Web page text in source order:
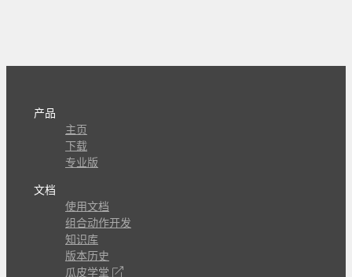
产品
主页
下载
专业版
文档
使用文档
组合动作开发
知识库
版本历史
瓜皮学堂